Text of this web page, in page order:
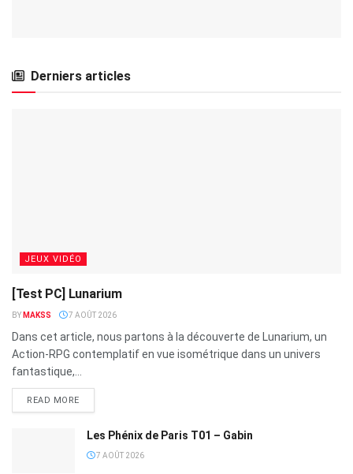
Derniers articles
JEUX VIDÉO
[Test PC] Lunarium
BY MAKSS 7 AOÛT 2026
Dans cet article, nous partons à la découverte de Lunarium, un
Action-RPG contemplatif en vue isométrique dans un univers
fantastique,...
READ MORE
Les Phénix de Paris T01 – Gabin
7 AOÛT 2026